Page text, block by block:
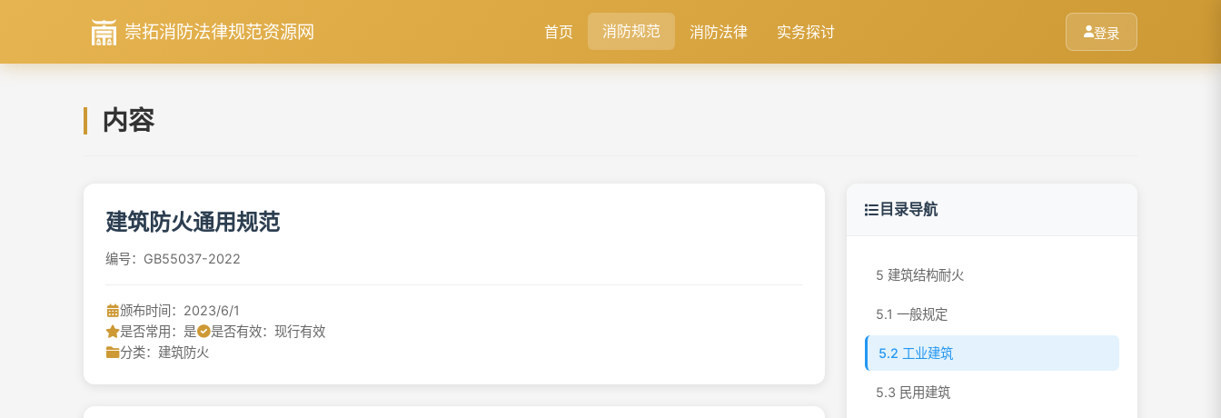
崇拓消防法律规范资源网 首页 消防规范 消防法律 实务探讨 登录
内容
建筑防火通用规范
编号：GB55037-2022
颁布时间：2023/6/1
是否常用：是
是否有效：现行有效
分类：建筑防火
目录导航
5 建筑结构耐火
5.1 一般规定
5.2 工业建筑
5.3 民用建筑